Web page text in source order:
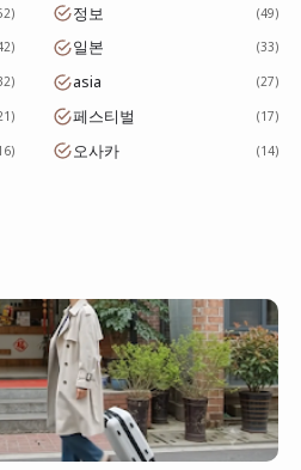
정보 49
일본 33
asia 27
페스티벌 17
오사카 14